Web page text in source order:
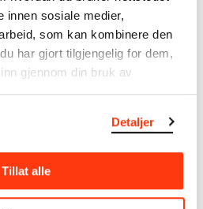
innen sosiale medier,
som kan kombinere den
har gjort tilgjengelig for dem,
gjennom din bruk av
Detaljer
Tillat alle
av museets